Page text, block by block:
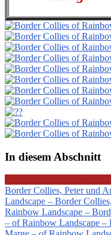
In diesem Abschnitt
Border Collies, Peter und
Landscape – Border
Rainbow Landscape –
– of Rainbow Landscape –